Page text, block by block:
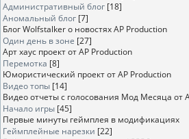
Административный блог [18]
Аномальный блог [7]
Блог Wolfstalker о новостях AP Production
Один день в зоне [27]
Арт хаус проект от AP Production
Перемотка [8]
Юмористический проект от AP Production
Видео топы [14]
Видео отчеты с голосования Мод Месяца от
Начало игры [45]
Первые минуты геймплея в модификациях
Геймплейные нарезки [22]